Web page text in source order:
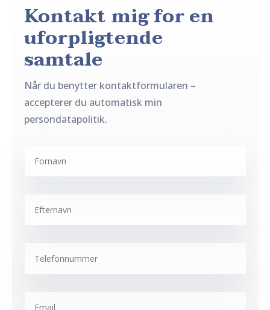
Kontakt mig for en
uforpligtende
samtale
Når du benytter kontaktformularen –
accepterer du automatisk min
persondatapolitik.